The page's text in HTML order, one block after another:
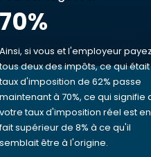
70%
Ainsi, si vous et l'employeur payez
tous deux des impôts, ce qui
taux d'imposition de 62% passe
maintenant à 70%, ce qui signifie
votre taux d'imposition réel est en
fait supérieur de 8% à ce qu'il
semblait être à l'origine.